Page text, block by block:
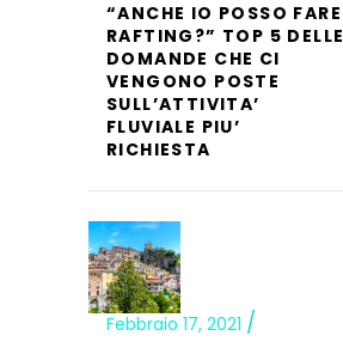
“ANCHE IO POSSO FARE
RAFTING?” TOP 5 DELLE
DOMANDE CHE CI
VENGONO POSTE
SULL’ATTIVITA’
FLUVIALE PIU’
RICHIESTA
Febbraio 17, 2021